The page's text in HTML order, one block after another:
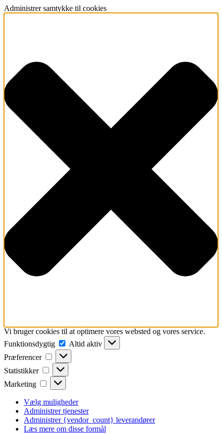
Administrer samtykke til cookies
Vi bruger cookies til at optimere vores websted og vores service.
Funktionsdygtig
Funktionsdygtig
Altid aktiv
Præferencer
Præferencer
Statistikker Statistikker
Marketing Marketing
Vælg muligheder
Administrer tjenester
Administrer {vendor_count} leverandører
Læs mere om disse formål